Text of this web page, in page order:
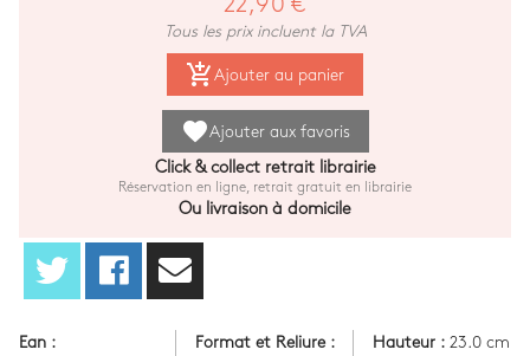
22,90 €
Tous les prix incluent la TVA
add_shopping_cart Ajouter au panier
favoriteAjouter aux favoris
Click & collect retrait librairie
Réservation en ligne, retrait gratuit en librairie
Ou livraison à domicile
Ean :
Format et Reliure :
Hauteur :23.0 cm